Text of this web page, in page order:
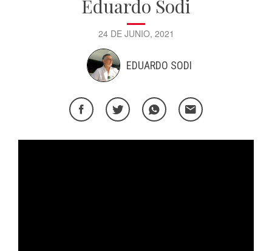
Eduardo Sodi
24 DE JUNIO, 2021
EDUARDO SODI